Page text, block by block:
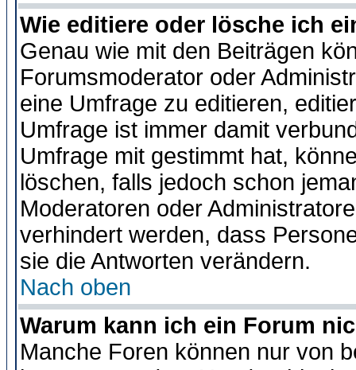
Wie editiere oder lösche ich
Genau wie mit den Beiträgen
Forumsmoderator oder
eine Umfrage zu editieren,
Umfrage ist immer damit
Umfrage mit gestimmt hat,
löschen, falls jedoch schon
Moderatoren oder
verhindert werden, dass
sie die Antworten verändern.
Nach oben
Warum kann ich ein Forum
Manche Foren können nur von